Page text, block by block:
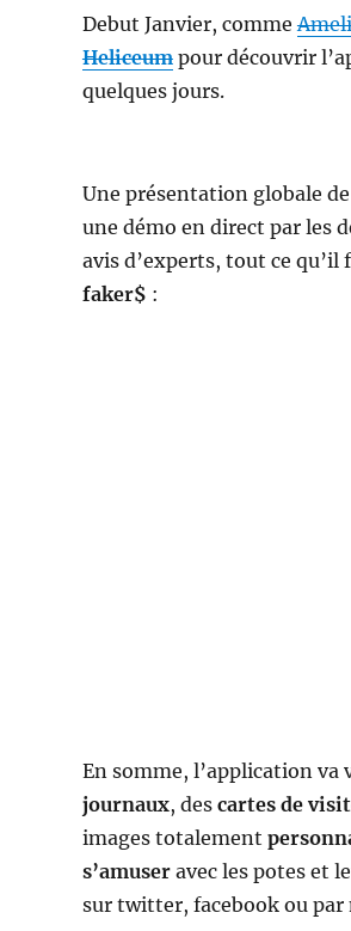
Debut Janvier, comme
Heliceum pour découvrir
quelques jours.
Une présentation globale
une démo en direct par les
avis d’experts, tout ce
faker$ :
En somme, l’application va
journaux, des cartes de
images totalement
s’amuser avec les potes et
sur twitter, facebook ou par